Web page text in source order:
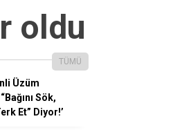
oldu
TÜMÜ
Üzüm
Sök,
Et” Diyor!’